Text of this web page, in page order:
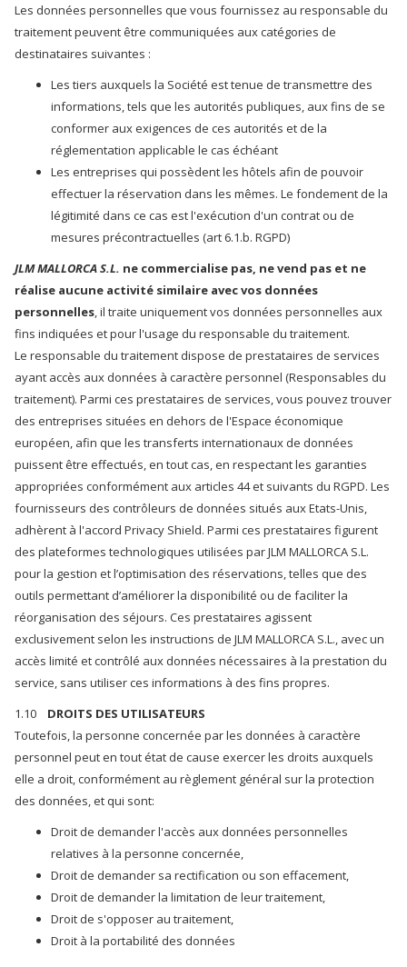
Les données personnelles que vous fournissez au responsable du
traitement peuvent être communiquées aux catégories de
destinataires suivantes :
Les tiers auxquels la Société est tenue de transmettre des
informations, tels que les autorités publiques, aux fins de se
conformer aux exigences de ces autorités et de la
réglementation applicable le cas échéant
Les entreprises qui possèdent les hôtels afin de pouvoir
effectuer la réservation dans les mêmes. Le fondement de la
légitimité dans ce cas est l'exécution d'un contrat ou de
mesures précontractuelles (art 6.1.b. RGPD)
JLM MALLORCA S.L. ne commercialise pas, ne vend pas et ne
réalise aucune activité similaire avec vos données
personnelles, il traite uniquement vos données personnelles aux
fins indiquées et pour l'usage du responsable du traitement.
Le responsable du traitement dispose de prestataires de services
ayant accès aux données à caractère personnel (Responsables du
traitement). Parmi ces prestataires de services, vous pouvez trouver
des entreprises situées en dehors de l'Espace économique
européen, afin que les transferts internationaux de données
puissent être effectués, en tout cas, en respectant les garanties
appropriées conformément aux articles 44 et suivants du RGPD. Les
fournisseurs des contrôleurs de données situés aux Etats-Unis,
adhèrent à l'accord Privacy Shield. Parmi ces prestataires figurent
des plateformes technologiques utilisées par JLM MALLORCA S.L.
pour la gestion et l’optimisation des réservations, telles que des
outils permettant d’améliorer la disponibilité ou de faciliter la
réorganisation des séjours. Ces prestataires agissent
exclusivement selon les instructions de JLM MALLORCA S.L., avec un
accès limité et contrôlé aux données nécessaires à la prestation du
service, sans utiliser ces informations à des fins propres.
1.10 DROITS DES UTILISATEURS
Toutefois, la personne concernée par les données à caractère
personnel peut en tout état de cause exercer les droits auxquels
elle a droit, conformément au règlement général sur la protection
des données, et qui sont:
Droit de demander l'accès aux données personnelles
relatives à la personne concernée,
Droit de demander sa rectification ou son effacement,
Droit de demander la limitation de leur traitement,
Droit de s'opposer au traitement,
Droit à la portabilité des données